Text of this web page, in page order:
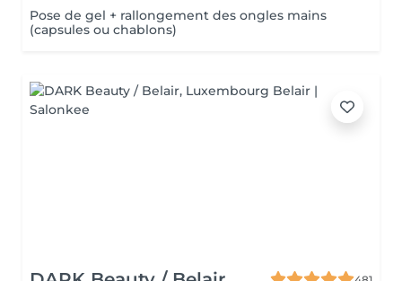
Pose de gel + rallongement des ongles mains
(capsules ou chablons)